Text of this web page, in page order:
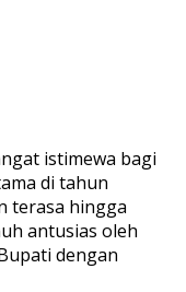
istimewa bagi
di tahun
terasa hingga
antusias oleh
dengan